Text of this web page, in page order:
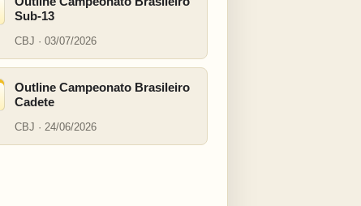
Sub-13
CBJ · 03/07/2026
Outline Campeonato Brasileiro
Cadete
CBJ · 24/06/2026